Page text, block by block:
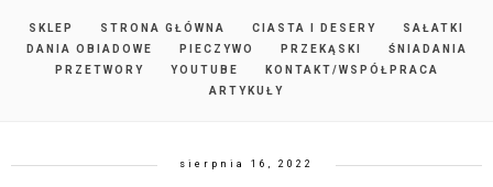
SKLEP STRONA GŁÓWNA CIASTA I DESERY
SAŁATKI
DANIA OBIADOWE
PIECZYWO PRZEKĄSKI
ŚNIADANIA
PRZETWORY
YOUTUBE
KONTAKT/WSPÓŁPRACA
ARTYKUŁY
sierpnia 16, 2022